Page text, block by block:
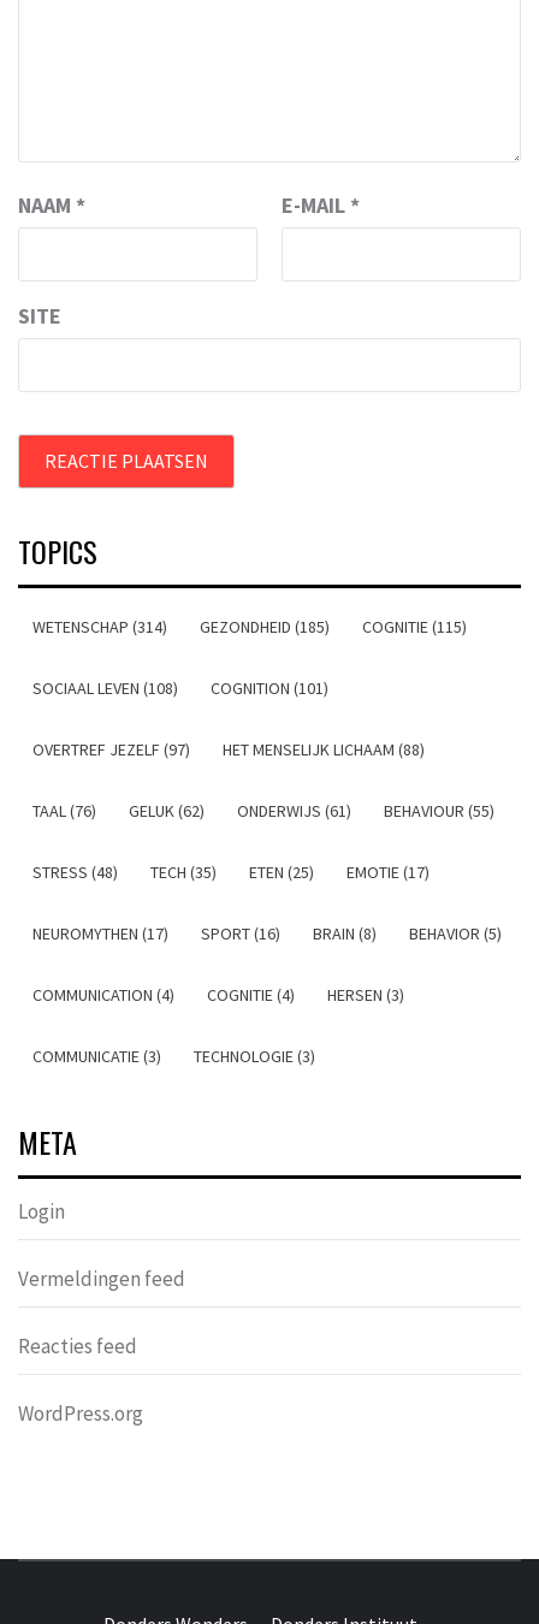
NAAM * E-MAIL *
SITE
TOPICS
WETENSCHAP (314) GEZONDHEID (185) COGNITIE (115)
SOCIAAL LEVEN (108) COGNITION (101)
OVERTREF JEZELF (97) HET MENSELIJK LICHAAM (88)
TAAL (76) GELUK (62) ONDERWIJS (61) BEHAVIOUR (55)
STRESS (48) TECH (35) ETEN (25) EMOTIE (17)
NEUROMYTHEN (17) SPORT (16) BRAIN (8) BEHAVIOR (5)
COMMUNICATION (4) COGNITIE (4) HERSEN (3)
COMMUNICATIE (3) TECHNOLOGIE (3)
META
Login
Vermeldingen feed
Reacties feed
WordPress.org